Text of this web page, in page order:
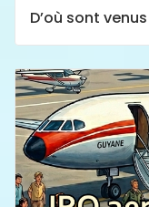
D’où sont